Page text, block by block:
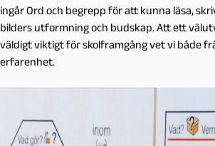
ingår Ord och begrepp för att kunna läsa,
bilders utformning och budskap. Att ett
väldigt viktigt för skolframgång vet vi både
erfarenhet.